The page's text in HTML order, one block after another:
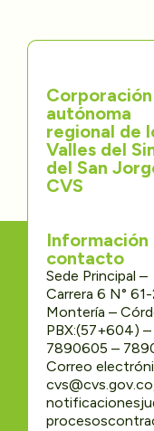
Participa
Trámites y Servicios
Contáctenos
Corporación
autónoma
regional de
Valles del
del San
CVS
Información
contacto
Sede Principal –
Carrera 6 N°
Montería –
PBX:(57+604) –
7890605 –
Correo